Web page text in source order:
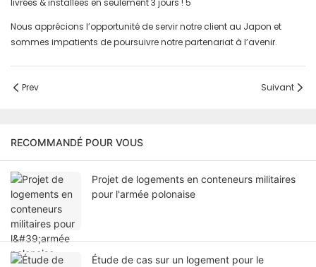
Nous apprécions l’opportunité de servir notre client au Japon et
sommes impatients de poursuivre notre partenariat à l’avenir.
Prev Suivant
RECOMMANDÉ POUR VOUS
Projet de logements en conteneurs militaires
pour l'armée polonaise
Étude de cas sur un logement pour le